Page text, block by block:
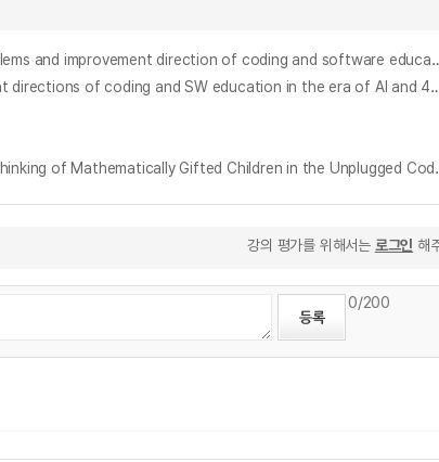
코딩과 소프트웨어 교육의 문제점과 개선방향에 대한 실증 사례연구 : H대학의 전공자와 비전공자의 비교를 중심
4차산업혁명시대의 코딩과 SW교육의 문제와 개선방향에 관한 연구 : IPA를 이용한 H대학교 예술대학 사례연구 = A study on the
언플러그드 코딩 교육 프로그램 적용 과정에
강의 평가를 위해서는 로그인 해
0/200